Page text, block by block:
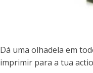
Dá uma olhadela em
imprimir para a tua